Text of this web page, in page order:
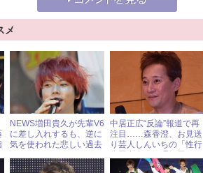
メ
NEWS増田貴久が先輩V6
に差し入れするも、逆に
気を使われた悲しい過去
中居正広“反論”報道で再
注目……森香澄、お見送
り芸人しんいちの「性行
ジャニーズ研究会